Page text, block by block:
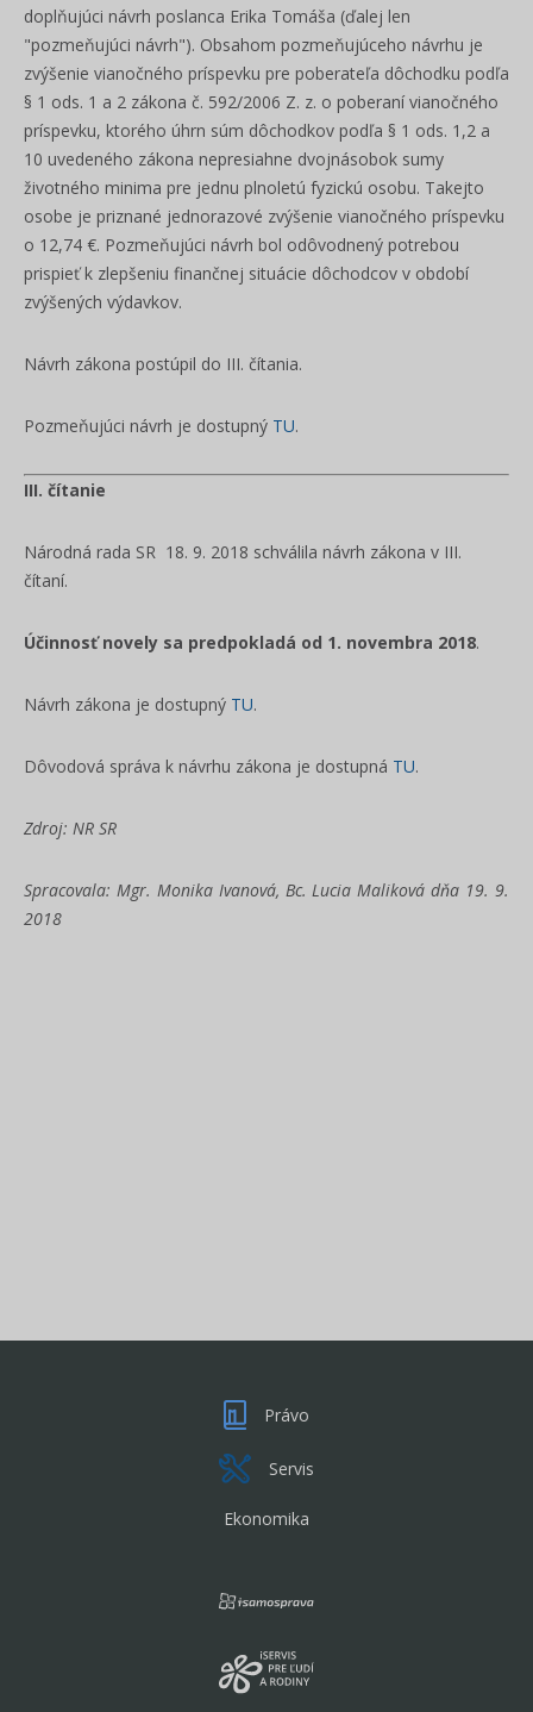
doplňujúci návrh poslanca Erika Tomáša (ďalej len
"pozmeňujúci návrh"). Obsahom pozmeňujúceho návrhu je
zvýšenie vianočného príspevku pre poberateľa dôchodku podľa
§ 1 ods. 1 a 2 zákona č. 592/2006 Z. z. o poberaní vianočného
príspevku, ktorého úhrn súm dôchodkov podľa § 1 ods. 1,2 a
10 uvedeného zákona nepresiahne dvojnásobok sumy
životného minima pre jednu plnoletú fyzickú osobu. Takejto
osobe je priznané jednorazové zvýšenie vianočného príspevku
o 12,74 €. Pozmeňujúci návrh bol odôvodnený potrebou
prispieť k zlepšeniu finančnej situácie dôchodcov v období
zvýšených výdavkov.
Návrh zákona postúpil do III. čítania.
Pozmeňujúci návrh je dostupný TU.
III. čítanie
Národná rada SR 18. 9. 2018 schválila návrh zákona v III.
čítaní.
Účinnosť novely sa predpokladá od 1. novembra 2018.
Návrh zákona je dostupný TU.
Dôvodová správa k návrhu zákona je dostupná TU.
Zdroj: NR SR
Spracovala: Mgr. Monika Ivanová, Bc. Lucia Maliková dňa 19. 9.
2018
Právo
Servis
Ekonomika